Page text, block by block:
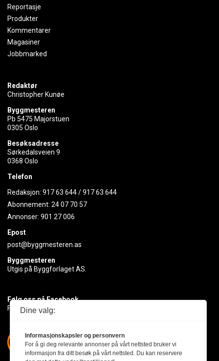
Reportasje
Produkter
Kommentarer
Magasiner
Jobbmarked
Redaktør
Christopher Kunøe
Byggmesteren
Pb 5475 Majorstuen
0305 Oslo
Besøksadresse
Sørkedalsveien 9
0368 Oslo
Telefon
Redaksjon: 917 63 644/917 63 644
Abonnement: 24 07 70 57
Annonser: 901 27 006
Epost
post@byggmesteren.as
Byggmesteren
Utgis på Byggforlaget AS.
Følg oss på Facebook
Få med deg det siste innen byggebransjen
Dine valg:
Informasjonskapsler og personvern
For å gi deg relevante annonser på vårt nettsted bruker vi
informasjon fra ditt besøk på vårt nettsted. Du kan reservere